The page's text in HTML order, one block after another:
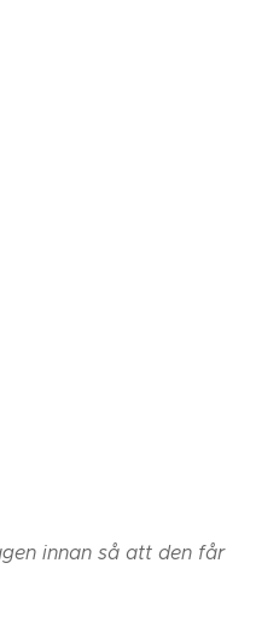
innan så att den får